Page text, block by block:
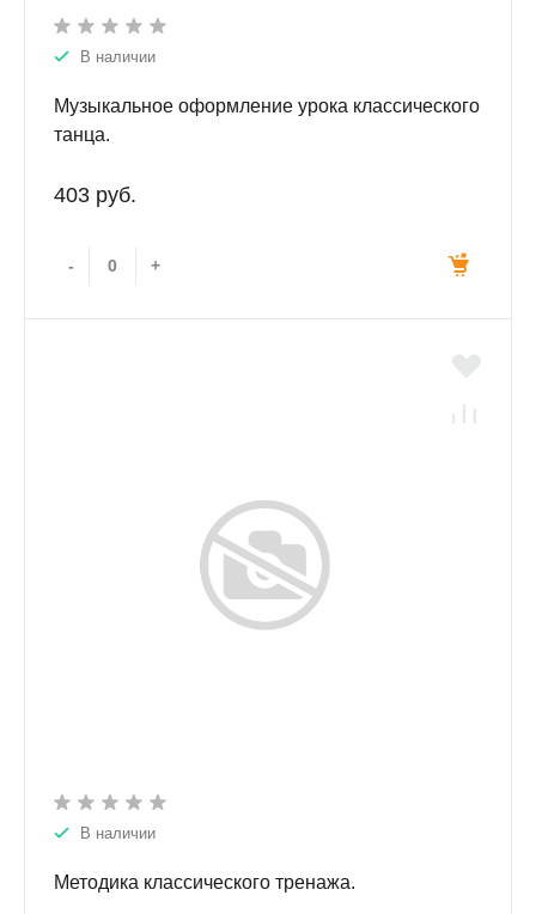
В наличии
Музыкальное оформление урока классического
танца.
403 руб.
- +
В наличии
Методика классического тренажа.